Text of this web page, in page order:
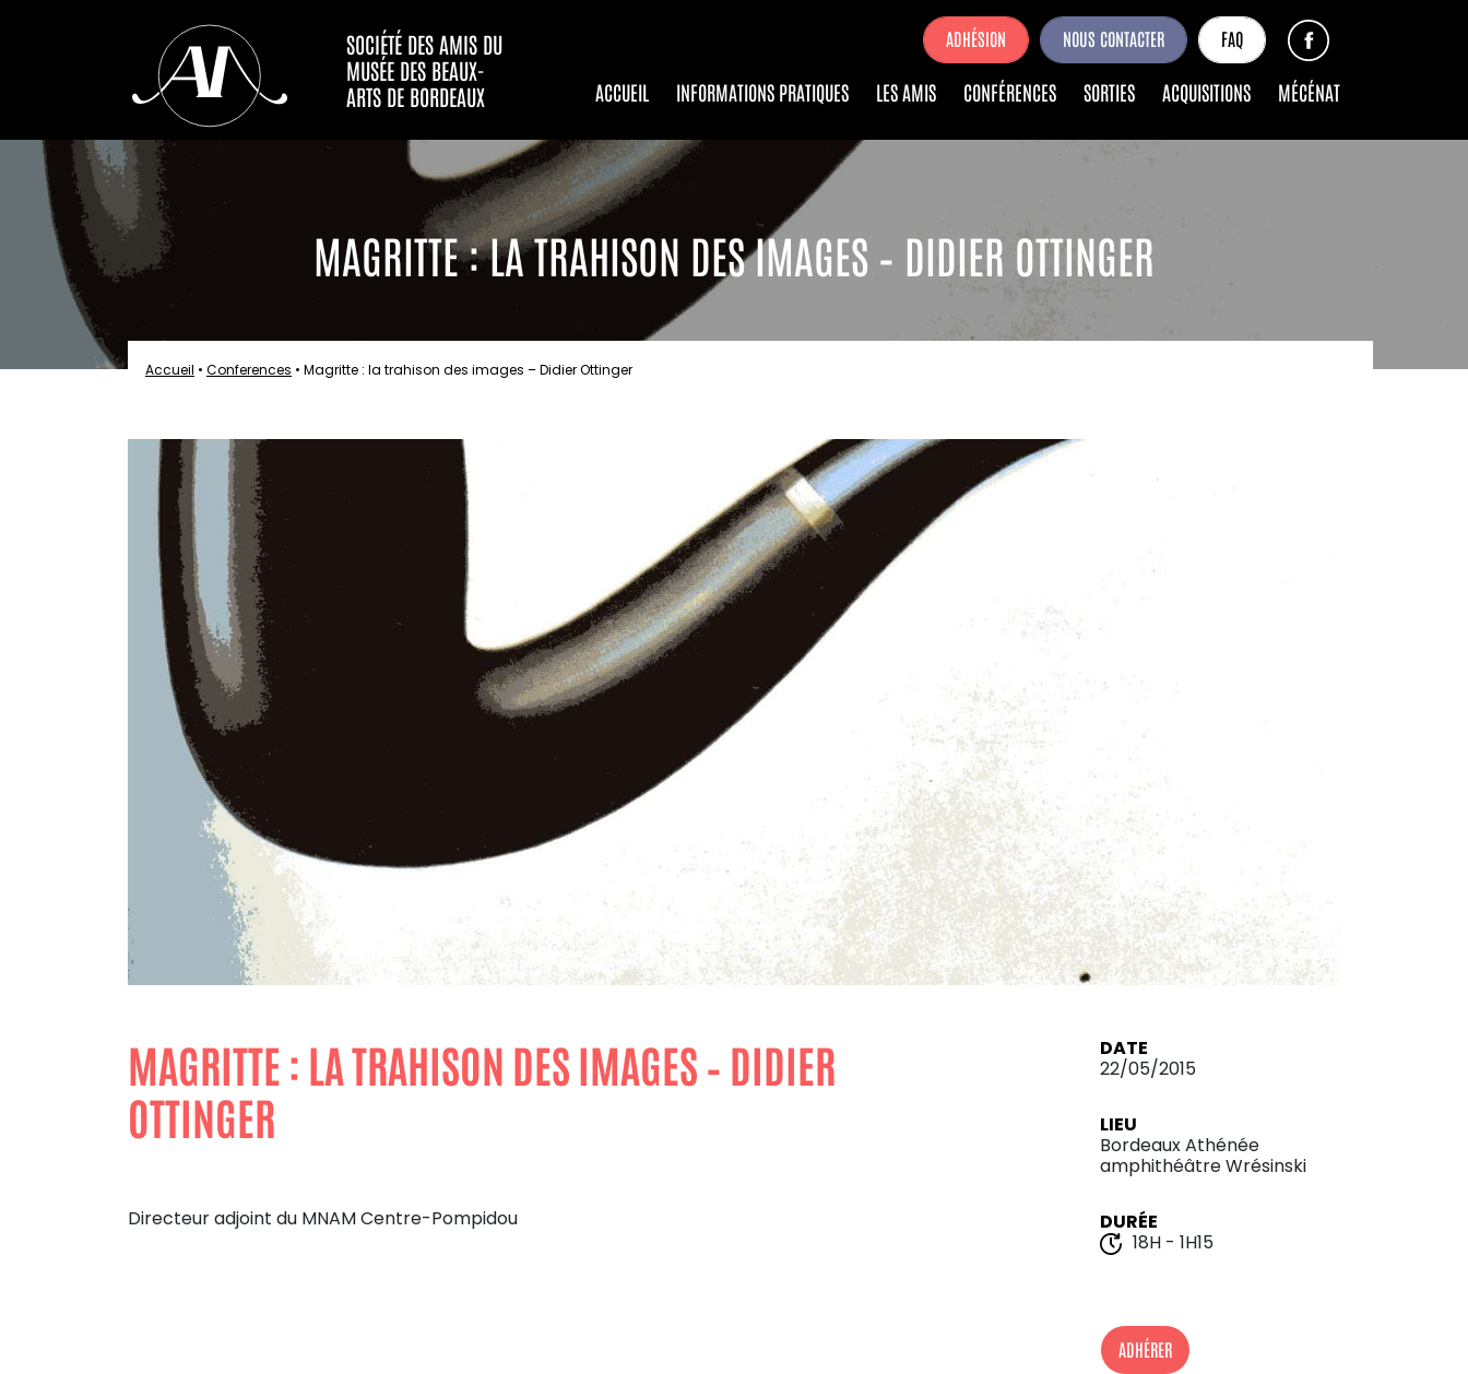
SOCIÉTÉ DES AMIS DU
MUSÉE DES BEAUX-
ARTS DE BORDEAUX
ADHÉSION NOUS CONTACTER FAQ
ACCUEIL INFORMATIONS PRATIQUES LES AMIS CONFÉRENCES SORTIES ACQUISITIONS MÉCÉNAT
MAGRITTE : LA TRAHISON DES IMAGES – DIDIER OTTINGER
Accueil • Conferences • Magritte : la trahison des images – Didier Ottinger
MAGRITTE : LA TRAHISON DES IMAGES – DIDIER
OTTINGER
Directeur adjoint du MNAM Centre-Pompidou
DATE
22/05/2015
LIEU
Bordeaux Athénée
amphithéâtre Wrésinski
DURÉE
18H - 1H15
ADHÉRER